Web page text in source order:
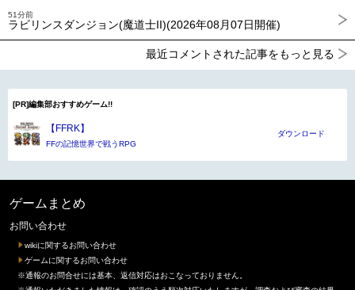
51分前
ラビリンスダンジョン(魔道士II)(2026年08月07日開催)
最近コメントされた記事をもっと見る
[PR]編集部おすすめゲーム!!
【FFRK】
FFの記憶世界で戦うRPG
ダウンロード
ゲームまとめ
お問い合わせ
wikiに関するお問い合わせ
ゲームに関するお問い合わせ
※通報のお問合せには基本、返信対応はおこなっておりません。